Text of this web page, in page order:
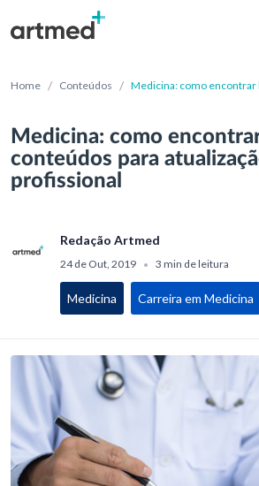
Home / Conteúdos / Medicina: como encontrar
Medicina: como
conteúdos para
profissional
Redação Artmed
24 de Out, 2019 • 3 min de leitura
Medicina Carreira em Medicina